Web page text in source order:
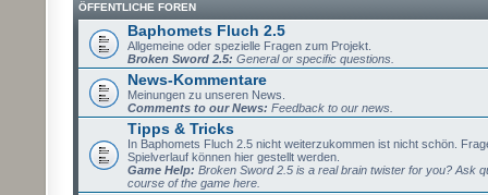
ÖFFENTLICHE FOREN
Baphomets Fluch 2.5
Allgemeine oder spezielle Fragen zum Projekt.
Broken Sword 2.5: General or specific questions.
News-Kommentare
Meinungen zu unseren News.
Comments to our News: Feedback to our news.
Tipps & Tricks
In Baphomets Fluch 2.5 nicht weiterzukommen ist nicht schön.
Spielverlauf können hier gestellt werden.
Game Help: Broken Sword 2.5 is a real brain twister for you? Ask
course of the game here.